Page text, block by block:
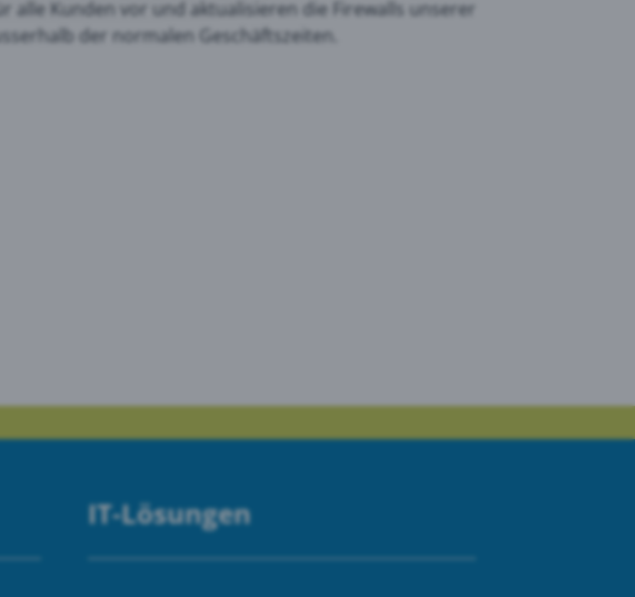
alle Kunden vor und aktualisieren die Firewalls unserer
der normalen Geschäftszeiten.
IT-Lösungen